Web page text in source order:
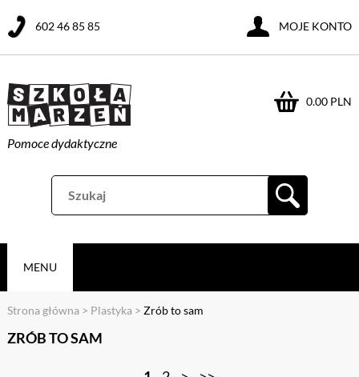
Pomoce dydaktyczne
0.00 PLN
602 46 85 85 MOJE KONTO
MENU
Strona główna > Plastyka > Zrób to sam
ZRÓB TO SAM